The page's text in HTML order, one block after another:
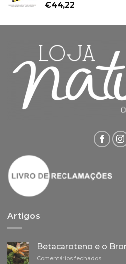
€44,22
Artigos
Betacaroteno e o
Comentários fechadosem